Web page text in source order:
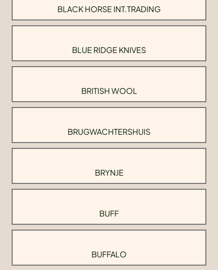
BLACK HORSE INT.TRADING
BLUE RIDGE KNIVES
BRITISH WOOL
BRUGWACHTERSHUIS
BRYNJE
BUFF
BUFFALO